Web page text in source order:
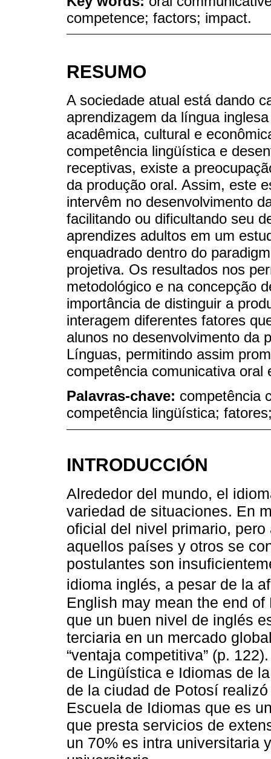
competence; factors; impact.
RESUMO
A sociedade atual está dando
aprendizagem da língua
acadêmica, cultural e
competência lingüística e
receptivas, existe a
da produção oral. Assim, este
intervêm no desenvolvimento
facilitando ou dificultando seu
aprendizes adultos em um
enquadrado dentro do
projetiva. Os resultados nos
metodológico e na concepção
importância de distinguir a
interagem diferentes fatores
alunos no desenvolvimento da
Línguas, permitindo assim
competência comunicativa oral
Palavras-chave: competência
competência lingüística;
INTRODUCCIÓN
Alrededor del mundo, el
variedad de situaciones. En
oficial del nivel primario,
aquellos países y otros se
postulantes son
idioma inglés, a pesar de la
English may mean the end
que un buen nivel de inglés
terciaria en un mercado
“ventaja competitiva” (p.
de Lingüística e Idiomas de
de la ciudad de Potosí
Escuela de Idiomas que es
que presta servicios de
un 70% es intra universitaria